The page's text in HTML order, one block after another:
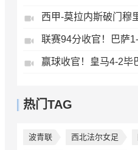
热门TAG
波青联 西北法尔女足